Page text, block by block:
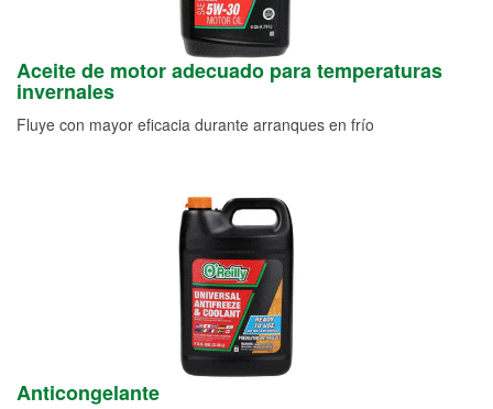
Aceite de motor adecuado para temperaturas
invernales
Fluye con mayor eficacia durante arranques en frío
Anticongelante